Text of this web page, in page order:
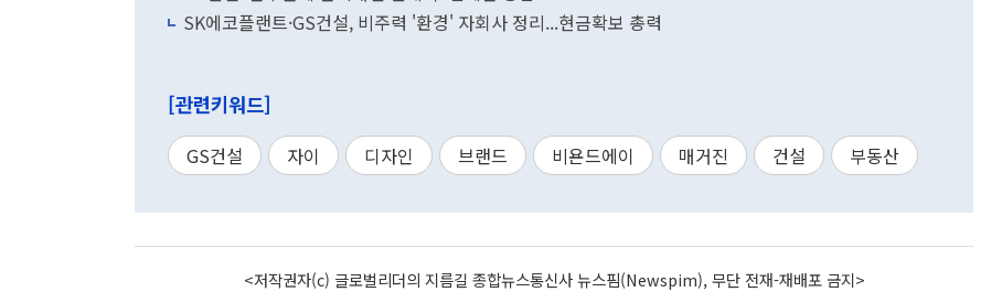
SK에코플랜트·GS건설, 비주력 '환경' 자회사 정리...현금확보 총력
[관련키워드]
GS건설 자이 디자인 브랜드 비욘드에이 매거진 건설 부동산
<저작권자(c) 글로벌리더의 지름길 종합뉴스통신사 뉴스핌(Newspim), 무단 전재-재배포 금지>